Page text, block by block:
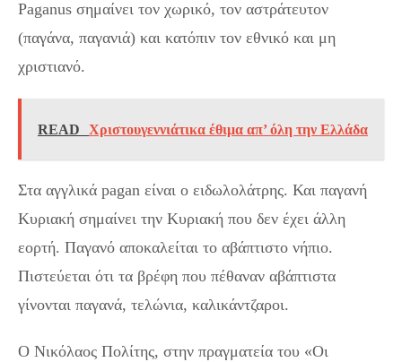
Paganus σημαίνει τον χωρικό, τον αστράτευτον
(παγάνα, παγανιά) και κατόπιν τον εθνικό και μη
χριστιανό.
READ Χριστουγεννιάτικα έθιμα απ’ όλη την Ελλάδα
Στα αγγλικά pagan είναι ο ειδωλολάτρης. Και παγανή
Κυριακή σημαίνει την Κυριακή που δεν έχει άλλη
εορτή. Παγανό αποκαλείται το αβάπτιστο νήπιο.
Πιστεύεται ότι τα βρέφη που πέθαναν αβάπτιστα
γίνονται παγανά, τελώνια, καλικάντζαροι.
Ο Νικόλαος Πολίτης, στην πραγματεία του «Οι